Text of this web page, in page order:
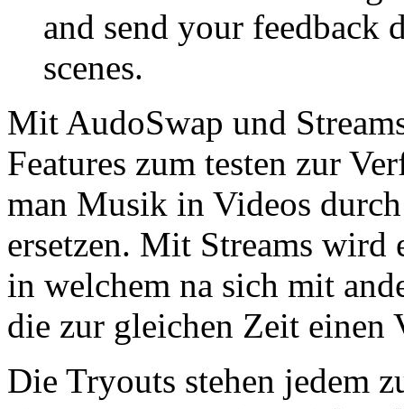
and send your feedback
scenes.
Mit AudoSwap und
Features zum testen zur
man Musik in Videos
ersetzen. Mit Streams
in welchem na sich mit
die zur gleichen Zeit einen
Die Tryouts stehen jedem